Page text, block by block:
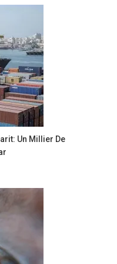
Un Millier De